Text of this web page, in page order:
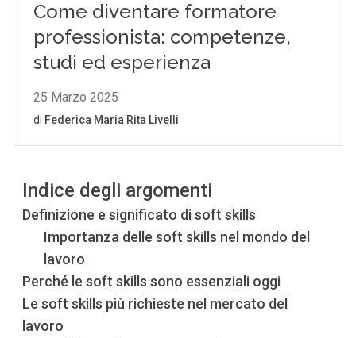
Indice degli argomenti
Definizione e significato di soft skills
Importanza delle soft skills nel mondo del
lavoro
Perché le soft skills sono essenziali oggi
Le soft skills più richieste nel mercato del
lavoro